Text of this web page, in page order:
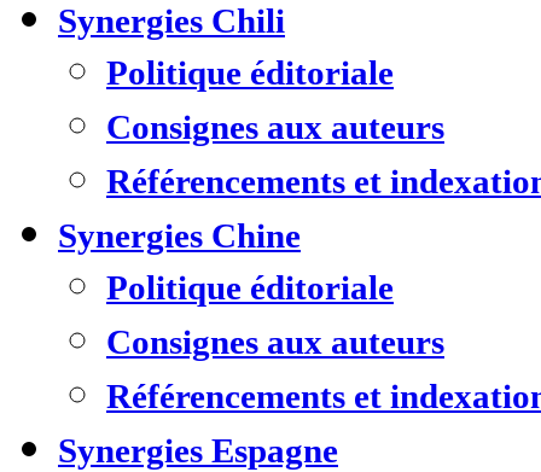
Synergies Chili
Politique éditoriale
Consignes aux auteurs
Référencements et
Synergies Chine
Politique éditoriale
Consignes aux auteurs
Référencements et
Synergies Espagne